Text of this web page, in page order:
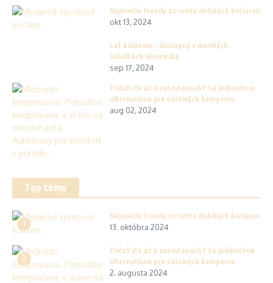
Najnovšie trendy zo sveta detských kočiarov
okt 13, 2024
Let balónom – dostupný v mnohých
lokalitách Slovenska
sep 17, 2024
Počuli ste už o autostanoch? Sú jedinečnou
alternatívou pre vášnivých kemperov
aug 02, 2024
Top témy
1
Najnovšie trendy zo sveta detských kočiarov
13. októbra 2024
2
Počuli ste už o autostanoch? Sú jedinečnou
alternatívou pre vášnivých kemperov
2. augusta 2024